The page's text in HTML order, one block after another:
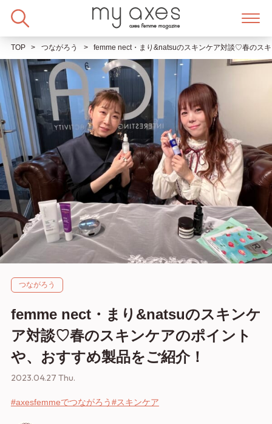
TOP つながろう femme nect・まり&natsuのスキンケア対談♡春のス
つながろう
femme nect・まり&natsuのスキンケ
ア対談♡春のスキンケアのポイント
や、おすすめ製品をご紹介！
2023.04.27 Thu.
#axesfemmeでつながろう#スキンケア